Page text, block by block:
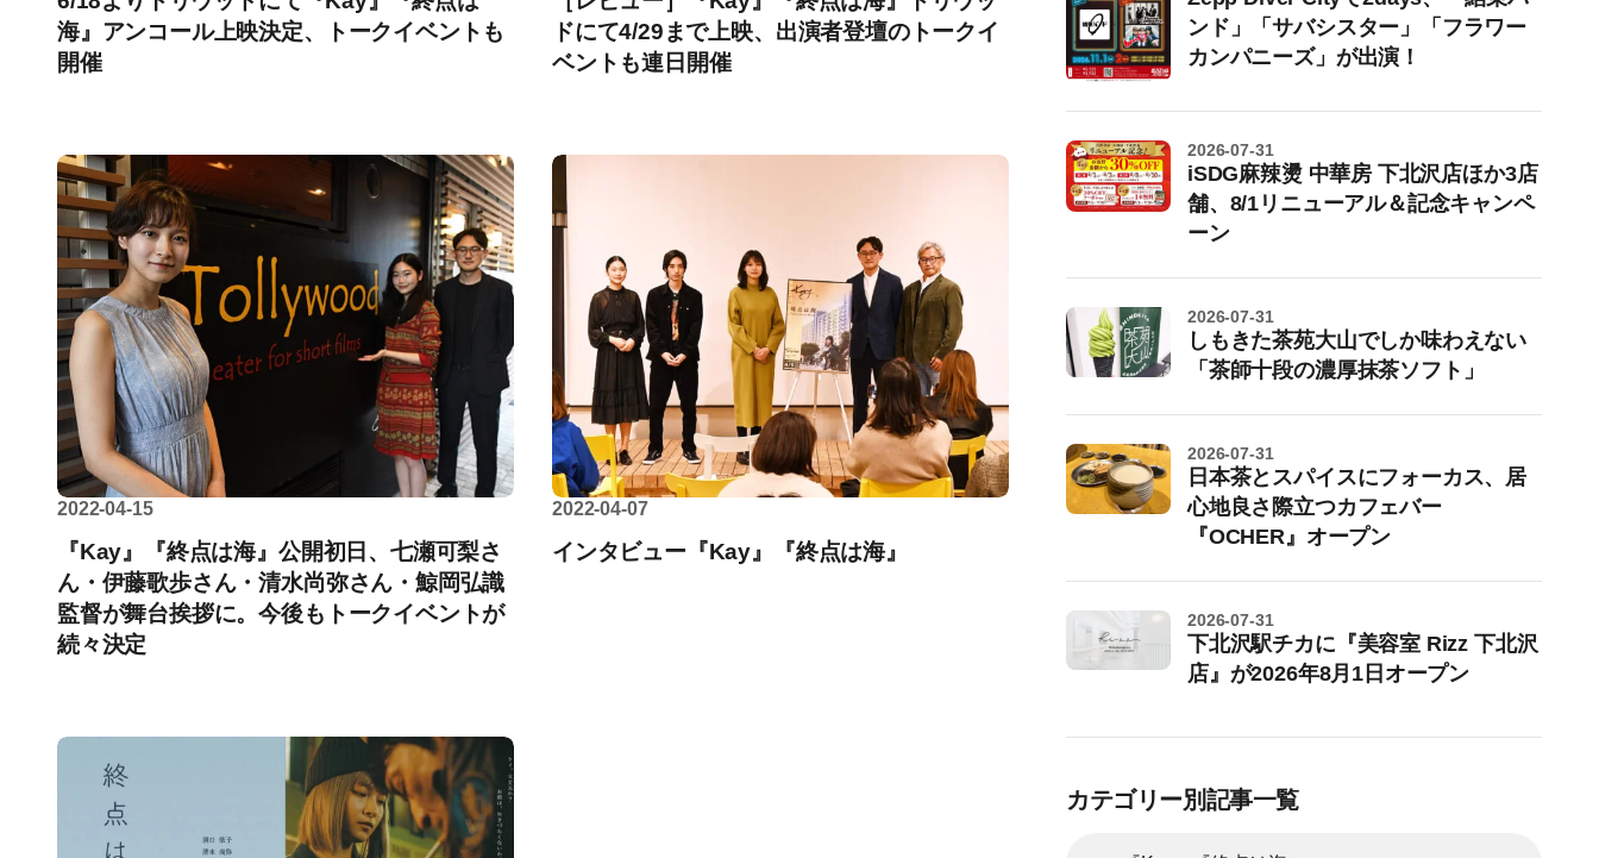
海』アンコール上映決定、トークイベントも
開催
ドにて4/29まで上映、出演者登壇のトークイ
ベントも連日開催
2022-04-15
『Kay』『終点は海』公開初日、七瀬可梨さ
ん・伊藤歌歩さん・清水尚弥さん・鯨岡弘識
監督が舞台挨拶に。今後もトークイベントが
続々決定
2022-04-07
インタビュー『Kay』『終点は海』
ンド」「サバシスター」「フラワー
カンパニーズ」が出演！
iSDG麻辣燙 中華房 下北沢店ほか3店
舗、8/1リニューアル＆記念キャンペ
ーン
2026-07-31
しもきた茶苑大山でしか味わえない
「茶師十段の濃厚抹茶ソフト」
2026-07-31
日本茶とスパイスにフォーカス、居
心地良さ際立つカフェバー
『OCHER』オープン
2026-07-31
下北沢駅チカに『美容室 Rizz 下北沢
店』が2026年8月1日オープン
2026-07-31
カテゴリー別記事一覧